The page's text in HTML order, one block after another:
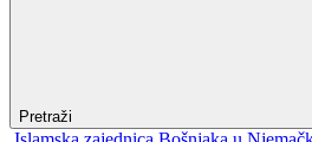
Pretraži